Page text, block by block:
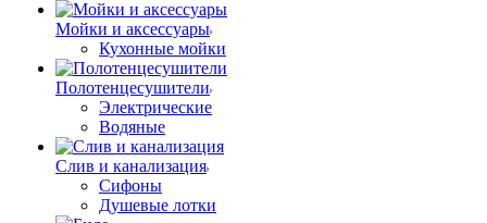
Мойки и аксессуары
Кухонные мойки
Полотенцесушители
Электрические
Водяные
Слив и канализация
Сифоны
Душевые лотки